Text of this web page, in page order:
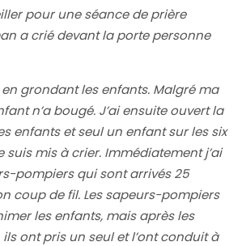
pour une séance de prière
a crié devant la porte personne
grondant les enfants. Malgré ma
n’a bougé. J’ai ensuite ouvert la
enfants et seul un enfant sur les six
suis mis à crier. Immédiatement j’ai
pompiers qui sont arrivés 25
coup de fil. Les sapeurs-pompiers
les enfants, mais après les
ont pris un seul et l’ont conduit à